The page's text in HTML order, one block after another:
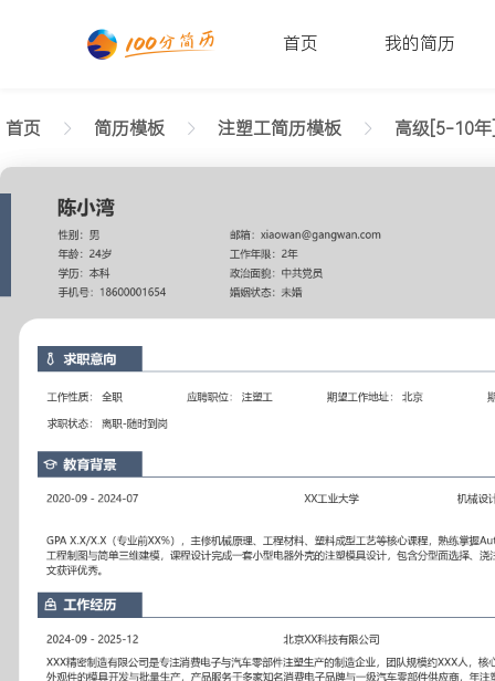
首页 我的简历
首页 简历模板 注塑工简历模板 高级[5-10
正在查看5-10年经验注塑工简历模板（个性布局）文
陈小湾
性别: 男年龄: 26 学历: 本科婚姻状态: 未婚 工作年限: 4年 政治面貌: 党
邮箱: xiaowan@gangwan.com
求职意向
工作性质: 全职 应聘职位: 注塑工期望工作地址: 北京期望薪资: 8000-
求职状态: 离职-随时到岗
2024-09 -2025-12 北京XX科技有限公司